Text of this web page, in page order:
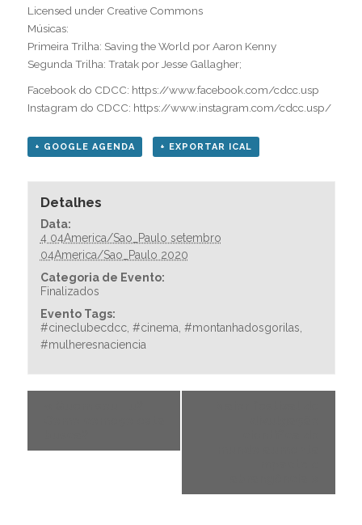
Licensed under Creative Commons
Músicas:
Primeira Trilha: Saving the World por Aaron Kenny
Segunda Trilha: Tratak por Jesse Gallagher;
Facebook do CDCC: https://www.facebook.com/cdcc.usp
Instagram do CDCC: https://www.instagram.com/cdcc.usp/
+ GOOGLE AGENDA + EXPORTAR ICAL
Detalhes
Data:
4 04America/Sao_Paulo setembro
04America/Sao_Paulo 2020
Categoria de Evento:
Finalizados
Evento Tags:
#cineclubecdcc, #cinema #montanhadosgorilas
#mulheresnaciencia